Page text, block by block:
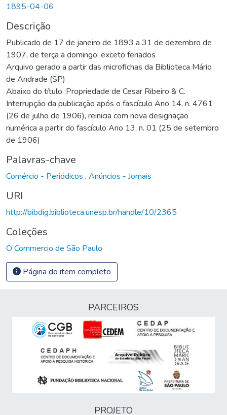
1895-04-06
Descrição
Publicado de 17 de janeiro de 1893 a 31 de dezembro de
1907, de terça a domingo, exceto feriados
Arquivo gerado a partir das microfichas da Biblioteca Mário
de Andrade (SP)
Abaixo do título :Propriedade de Cesar Ribeiro & C.
Interrupção da publicação após o fascículo Ano 14, n. 4761
(26 de julho de 1906), reinicia com nova designação
numérica a partir do fascículo Ano 13, n. 01 (25 de setembro
de 1906)
Palavras-chave
Comércio - Periódicos , Anúncios - Jornais
URI
http://bibdig.biblioteca.unesp.br/handle/10/2365
Coleções
O Commercio de São Paulo
Página do item completo
PARCEIROS
PROJETO